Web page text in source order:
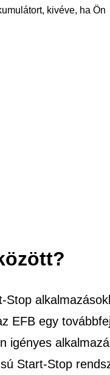
kivéve, ha Ön
Stop
EFB egy
igényes
Start-Stop